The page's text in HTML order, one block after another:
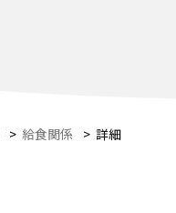
> 給食関係 > 詳細